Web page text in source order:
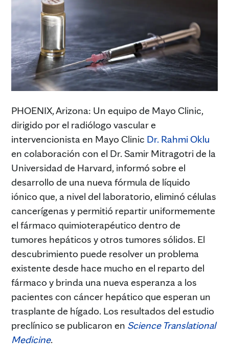
PHOENIX, Arizona: Un equipo de Mayo Clinic,
dirigido por el radiólogo vascular e
intervencionista en Mayo Clinic Dr. Rahmi Oklu
en colaboración con el Dr. Samir Mitragotri de la
Universidad de Harvard, informó sobre el
desarrollo de una nueva fórmula de líquido
iónico que, a nivel del laboratorio, eliminó células
cancerígenas y permitió repartir uniformemente
el fármaco quimioterapéutico dentro de
tumores hepáticos y otros tumores sólidos. El
descubrimiento puede resolver un problema
existente desde hace mucho en el reparto del
fármaco y brinda una nueva esperanza a los
pacientes con cáncer hepático que esperan un
trasplante de hígado. Los resultados del estudio
preclínico se publicaron en Science Translational
Medicine.